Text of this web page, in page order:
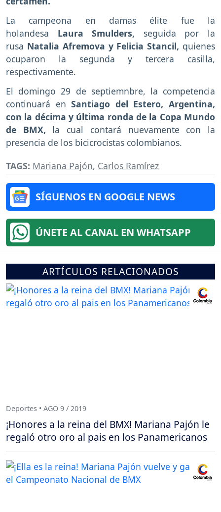
La campeona en damas élite fue la
holandesa Laura Smulders, seguida por la
rusa Natalia Afremova y Felicia Stancil, quienes
ocuparon la segunda y tercera casilla,
respectivamente.
El domingo 29 de septiemnbre, la competencia
continuará enSantiago del Estero, Argentina,
con la décima y última ronda de la Copa Mundo
de BMX, la cual contará nuevamente con la
presencia de los bicicrocistas colombianos.
TAGS: Mariana Pajón, Carlos Ramírez
SÍGUENOS EN GOOGLE NEWS
ÚNETE AL CANAL EN WHATSAPP
ARTÍCULOS RELACIONADOS
Deportes • AGO 9 / 2019
¡Honores a la reina del BMX! Mariana Pajón le
regaló otro oro al pais en los Panamericanos